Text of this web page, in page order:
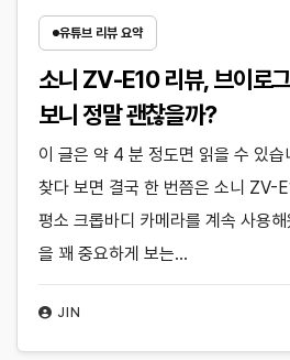
유튜브 리뷰 요약
소니 ZV-E10 리뷰, 브이로
보니 정말 괜찮을까?
JIN
이 글은 약 4 분 정도면 읽을 수 있
찾다 보면 결국 한 번쯤은 소니 ZV-
평소 크롭바디 카메라를 계속 사용
을 꽤 중요하게 보는…